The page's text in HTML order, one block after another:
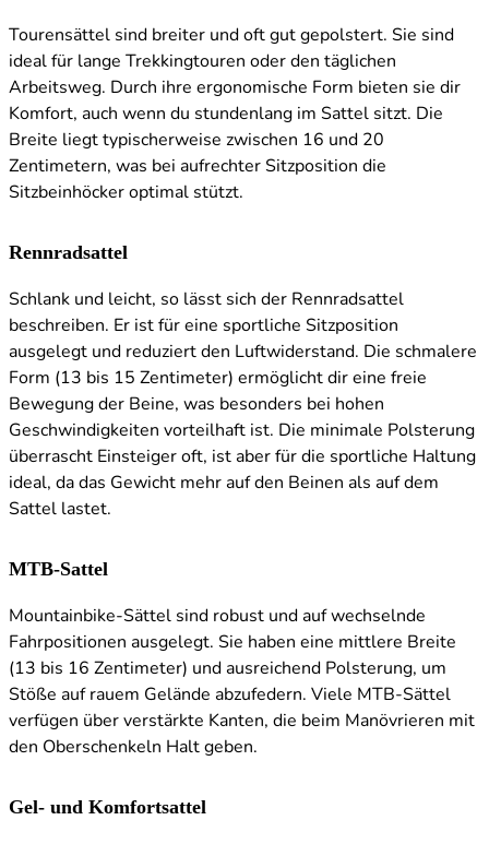
Tourensättel sind breiter und oft gut gepolstert. Sie sind
ideal für lange Trekkingtouren oder den täglichen
Arbeitsweg. Durch ihre ergonomische Form bieten sie dir
Komfort, auch wenn du stundenlang im Sattel sitzt. Die
Breite liegt typischerweise zwischen 16 und 20
Zentimetern, was bei aufrechter Sitzposition die
Sitzbeinhöcker optimal stützt.
Rennradsattel
Schlank und leicht, so lässt sich der Rennradsattel
beschreiben. Er ist für eine sportliche Sitzposition
ausgelegt und reduziert den Luftwiderstand. Die schmalere
Form (13 bis 15 Zentimeter) ermöglicht dir eine freie
Bewegung der Beine, was besonders bei hohen
Geschwindigkeiten vorteilhaft ist. Die minimale Polsterung
überrascht Einsteiger oft, ist aber für die sportliche Haltung
ideal, da das Gewicht mehr auf den Beinen als auf dem
Sattel lastet.
MTB-Sattel
Mountainbike-Sättel sind robust und auf wechselnde
Fahrpositionen ausgelegt. Sie haben eine mittlere Breite
(13 bis 16 Zentimeter) und ausreichend Polsterung, um
Stöße auf rauem Gelände abzufedern. Viele MTB-Sättel
verfügen über verstärkte Kanten, die beim Manövrieren mit
den Oberschenkeln Halt geben.
Gel- und Komfortsattel